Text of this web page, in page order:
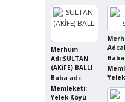
Merhum
Adı:SULTAN
(AKİFE) BALLI
Baba adı:
Memleketi:
Yelek Köyü